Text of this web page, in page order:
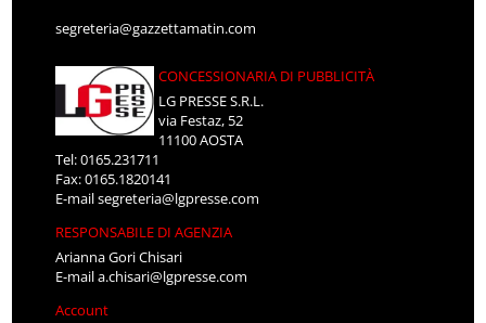
segreteria@gazzettamatin.com
CONCESSIONARIA DI PUBBLICITÀ
LG PRESSE S.R.L.
via Festaz, 52
11100 AOSTA
Tel: 0165.231711
Fax: 0165.1820141
E-mailsegreteria@lgpresse.com
RESPONSABILE DI AGENZIA
Arianna Gori Chisari
E-maila.chisari@lgpresse.com
Account